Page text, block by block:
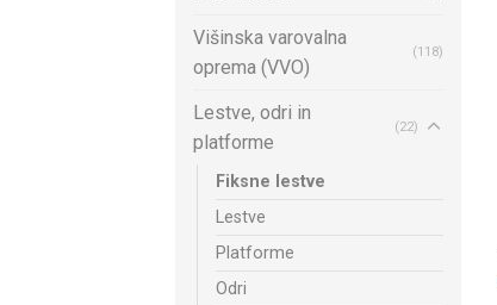
Višinska varovalna
oprema (VVO)
(118)
Lestve, odri in
platforme
(22)
Fiksne lestve
Lestve
Platforme
Odri